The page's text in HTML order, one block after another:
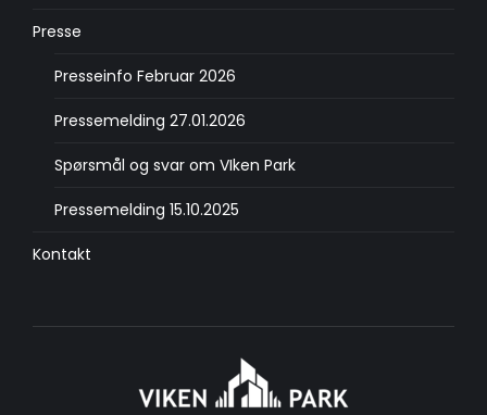
Presse
Presseinfo Februar 2026
Pressemelding 27.01.2026
Spørsmål og svar om VIken Park
Pressemelding 15.10.2025
Kontakt